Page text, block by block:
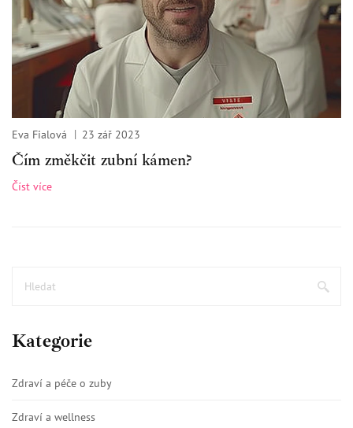
Eva Fialová 23 zář 2023
Čím změkčit zubní kámen?
Číst více
Kategorie
Zdraví a péče o zuby
Zdraví a wellness